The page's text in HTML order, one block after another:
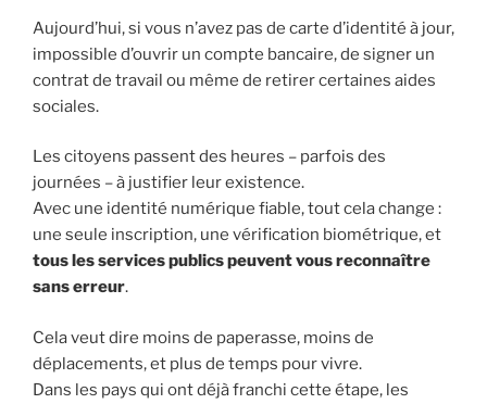
Aujourd’hui, si vous n’avez pas de carte d’identité à jour,
impossible d’ouvrir un compte bancaire, de signer un
contrat de travail ou même de retirer certaines aides
sociales.
Les citoyens passent des heures – parfois des
journées – à justifier leur existence.
Avec une identité numérique fiable, tout cela change :
une seule inscription, une vérification biométrique, et
tous les services publics peuvent vous reconnaître
sans erreur.
Cela veut dire moins de paperasse, moins de
déplacements, et plus de temps pour vivre.
Dans les pays qui ont déjà franchi cette étape, les